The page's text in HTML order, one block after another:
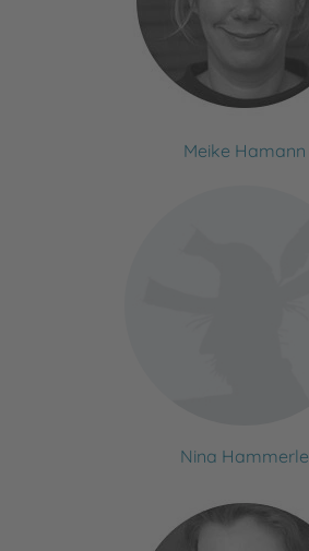
Meike Hamann
Nina Hammerle